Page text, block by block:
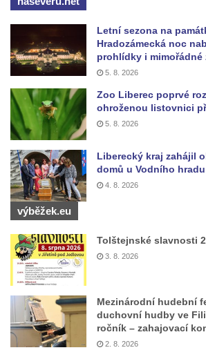
Kamenná nádrž na vodu na hřbitově v
Zabrušanech
Kašna v zámecké zahradě v Duchcově
Kamenná nádrž na vodu II. na hřbitově ve
Šluknově
Kamenná nádrž na vodu I. na hřbitově ve
Šluknově
Kamenná nádrž na vodu II. na hřbitově ve
Chřibské
Kamenná nádrž na vodu I. na hřbitově ve
Chřibské
Kašna Tritonů na náměstí Republiky v
Olomouci
Studna s kovanou mříží na Velkém náměstí
v Hradci Králové
Kašna se sousoším Vinobraní na náměstí
Letní sezona na
Hradozámecká noc
prohlídky i mimořádné
5. 8. 2026
Zoo Liberec poprvé
ohroženou listovnici
5. 8. 2026
Liberecký kraj zahájil
domů u Vodního
4. 8. 2026
výběžek.eu
Tolštejnské slavnosti
3. 8. 2026
Mezinárodní hudební
duchovní hudby ve
ročník – zahajovací
2. 8. 2026